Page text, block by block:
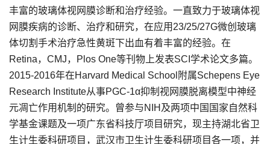
丰富的玻璃体视网膜诊断和治疗经验。一直致力于玻璃体视
网膜疾病的诊断、治疗和研究，在应用23/25/27G微创玻璃
体切割手术治疗急性黄斑下出血有着丰富的经验。在
Retina，CMJ，Plos One等刊物上发表SCI学术论文多篇。
2015-2016年在Harvard Medical School附属Schepens Eye
Research Institute从事PGC-1α抑制视网膜脱离模型中神经
元凋亡作用机制的研究。曾参与NIH及两项中国国家自然科
学基金课题及一项广东省科技厅项目研究，现主持湖北省卫
生计生委科研项目，武汉市卫生计生委科研项目各一项，并